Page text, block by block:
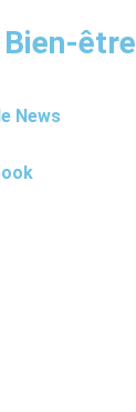
Bien-être
News